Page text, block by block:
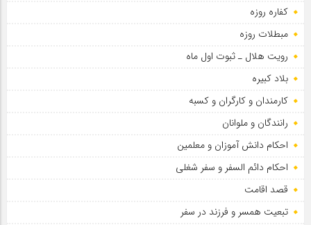
کفاره روزه
مبطلات روزه
رویت هلال ـ ثبوت اول ماه
بلاد کبیره
کارمندان و کارگران و کسبه
رانندگان و ملوانان
احکام دانش آموزان و معلمین
احکام دائم السفر و سفر شغلی
قصد اقامت
تبعیت همسر و فرزند در سفر